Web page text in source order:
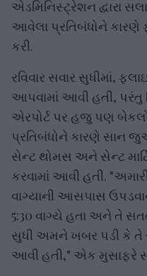
એડમિનિસ્ટ્રેશન દ્વારા
આવેલા પ્રતિબંધોને કારણે
કરી.
રવિવાર સવાર સુધીમાં,
આપવામાં આવી હતી, પરંતુ
એરપોર્ટ પર હજુ પણ
પ્રતિબંધોને કારણે સાન
સેન્ટ થોમસ અને સેન્ટ
કરવામાં આવી હતી.
વાગ્યાની આસપાસ
5:30 વાગ્યે હતા અને તે
સુધી અમને ખબર પડી કે તે
આવી હતી," એક મુસાફરે